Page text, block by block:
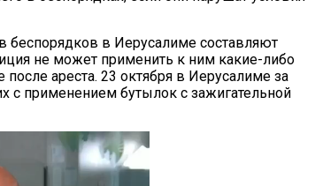
беспорядков в Иерусалиме составляют
не может применить к ним какие-либо
ареста. 23 октября в Иерусалиме за
с применением бутылок с зажигательной